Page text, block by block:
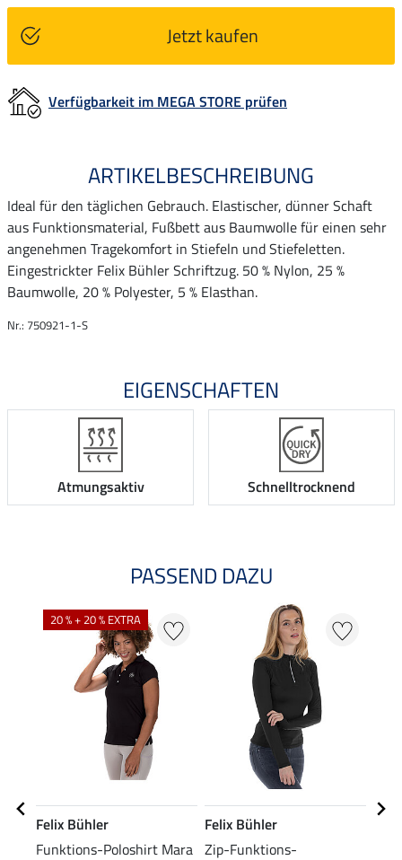
Jetzt kaufen
Verfügbarkeit im MEGA STORE prüfen
ARTIKELBESCHREIBUNG
Ideal für den täglichen Gebrauch. Elastischer, dünner Schaft
aus Funktionsmaterial, Fußbett aus Baumwolle für einen sehr
angenehmen Tragekomfort in Stiefeln und Stiefeletten.
Eingestrickter Felix Bühler Schriftzug. 50 % Nylon, 25 %
Baumwolle, 20 % Polyester, 5 % Elasthan.
Nr.: 750921-1-S
EIGENSCHAFTEN
Atmungsaktiv Schnelltrocknend
PASSEND DAZU
20 % + 20 % EXTRA
Felix Bühler
Funktions-Poloshirt Mara
Felix Bühler
Zip-Funktions-